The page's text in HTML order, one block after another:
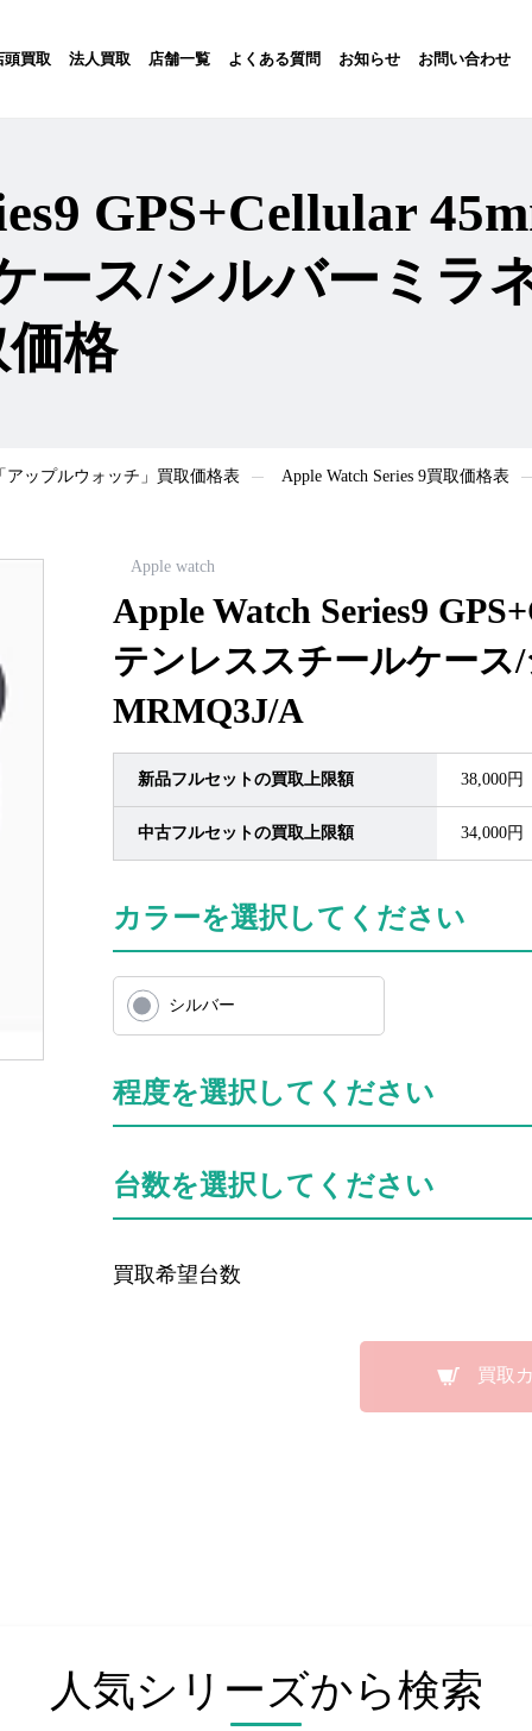
頭買取 法人買取 店舗一覧 よくある質問 お知らせ お問い合わせ
GPS+Cellular
ース/シルバーミラ
格
アップルウォッチ」買取価格表 Apple Watch Series 9買取価格表
Apple watch
Apple Watch Series9
テンレススチールケー
MRMQ3J/A
新品フルセットの買取上限額 38,000円
中古フルセットの買取上限額 34,000円
カラーを選択してください
シルバー
程度を選択してください
台数を選択してください
買取希望台数
買取
人気シリーズから検索